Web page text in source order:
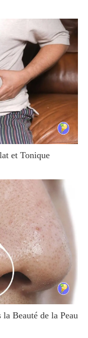
et Tonique
Beauté de la Peau